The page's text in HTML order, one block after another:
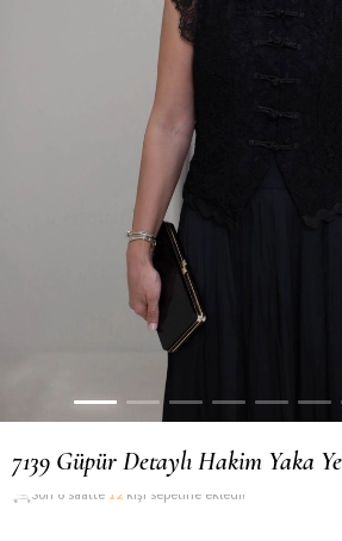
7139 Güpür Detaylı Hakim Yaka
kişi sepetine ekledi!